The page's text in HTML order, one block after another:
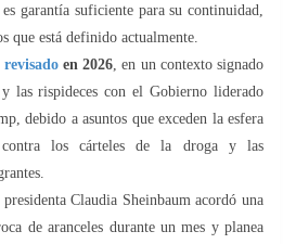
garantía suficiente para su continuidad,
que está definido actualmente.
revisadoen 2026 , en un contexto signado
las rispideces con el Gobierno liderado
debido a asuntos que exceden la esfera
los cárteles de la droga y las
Claudia Sheinbaum acordó una
de aranceles durante un mes y planea